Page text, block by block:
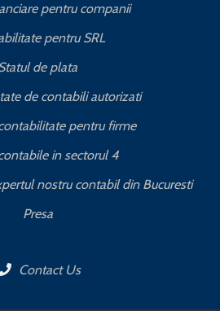
pentru companii
pentru SRL
de plata
de contabili autorizati
pentru firme
in sectorul 4
nostru contabil din Bucuresti
Presa
Contact Us